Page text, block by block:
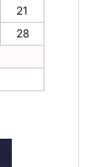
21
28